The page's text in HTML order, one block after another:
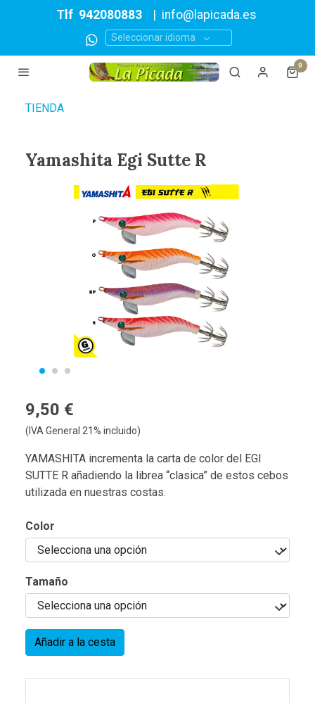
Tlf 942080883 info@lapicada.es
Seleccionar idioma
0
TIENDA
Yamashita Egi Sutte R
9,50 €
(IVA General 21% incluido)
YAMASHITA incrementa la carta de color del EGI
SUTTE R añadiendo la librea “clasica” de estos cebos
utilizada en nuestras costas.
Color
Tamaño
Añadir a la cesta